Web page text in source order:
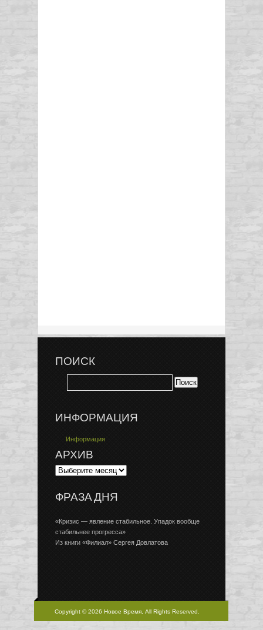
ПОИСК
ИНФОРМАЦИЯ
Информация
АРХИВ
ФРАЗА ДНЯ
«Кризис — явление стабильное. Упадок вообще
стабильнее прогресса»
Из книги «Филиал» Сергея Довлатова
Copyright © 2026 Новое Время, All Rights Reserved.